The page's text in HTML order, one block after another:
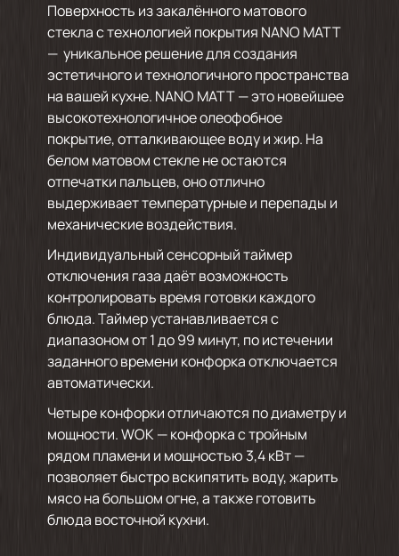
Поверхность из закалённого матового
стекла с технологией покрытия NANO MATT
— уникальное решение для создания
эстетичного и технологичного пространства
на вашей кухне. NANO MATT — это новейшее
высокотехнологичное олеофобное
покрытие, отталкивающее воду и жир. На
белом матовом стекле не остаются
отпечатки пальцев, оно отлично
выдерживает температурные и перепады и
механические воздействия.
Индивидуальный сенсорный таймер
отключения газа даёт возможность
контролировать время готовки каждого
блюда. Таймер устанавливается с
диапазоном от 1 до 99 минут, по истечении
заданного времени конфорка отключается
автоматически.
Четыре конфорки отличаются по диаметру и
мощности. WOK — конфорка с тройным
рядом пламени и мощностью 3,4 кВт —
позволяет быстро вскипятить воду, жарить
мясо на большом огне, а также готовить
блюда восточной кухни.